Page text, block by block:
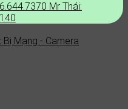
Mr Thái:
Bị Mạng - Camera